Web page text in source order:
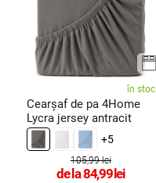
în stoc
Cearșaf de pa 4Home
Lycra jersey antracit
+5
105,99 lei
de la84,99 lei